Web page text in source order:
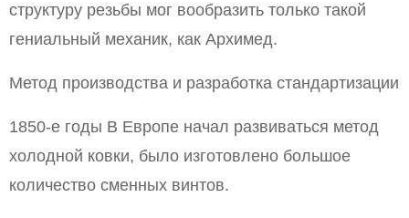
структуру резьбы мог вообразить только такой
гениальный механик, как Архимед.
Метод производства и разработка стандартизации
1850-е годы В Европе начал развиваться метод
холодной ковки, было изготовлено большое
количество сменных винтов.